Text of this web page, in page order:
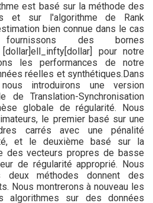
est basé sur la méthode des
et sur l'algorithme de Rank
bien connue dans le cas
des bornes
pour notre
les performances de notre
réelles et synthétiques.Dans
introduirons une version
de Translation-Synchronisation
globale de régularité. Nous
le premier basé sur une
carrés avec une pénalité
et le deuxième basé sur la
des vecteurs propres de basse
de régularité approprié. Nous
deux méthodes donnent des
Nous montrerons à nouveau les
algorithmes sur des données